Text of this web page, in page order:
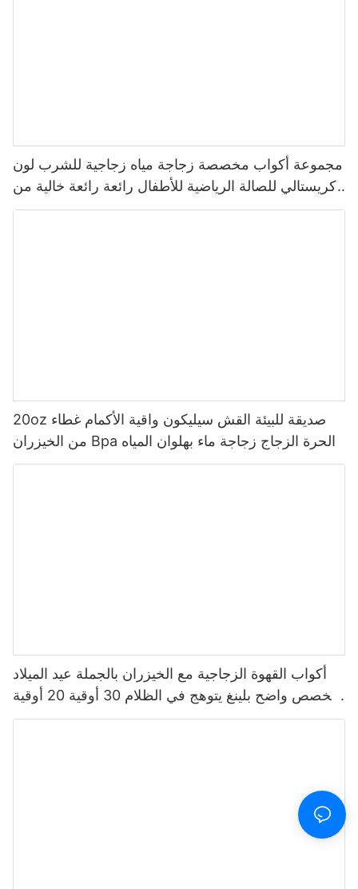
مجموعة أكواب مخصصة زجاجة مياه زجاجية للشرب لون
كريستالي للصالة الرياضية للأطفال رائعة رائعة خالية من
مادة Bpa بسعر الجملة 500 مللي أدوات الشرب للبالغين
20oz صديقة للبيئة القش سيليكون واقية الأكمام غطاء
من الخيزران Bpa الحرة الزجاج زجاجة ماء بهلوان المياه
أكواب القهوة الزجاجية مع الخيزران بالجملة عيد الميلاد
مخصص واضح بلينغ يتوهج في الظلام 30 أوقية 20 أوقية
أكواب التخييم صندوق أبيض